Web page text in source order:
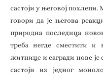
састоји у његовој
говори да је његова
природна последица
треба негде сместити и
житнице и сагради нове је
састоји из једног